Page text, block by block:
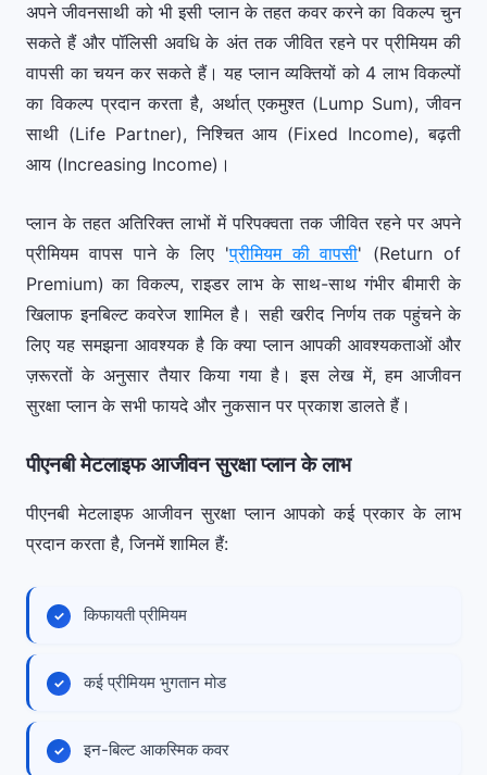
अपने जीवनसाथी को भी इसी प्लान के तहत कवर करने का विकल्प चुन
सकते हैं और पॉलिसी अवधि के अंत तक जीवित रहने पर प्रीमियम की
वापसी का चयन कर सकते हैं। यह प्लान व्यक्तियों को 4 लाभ विकल्पों
का विकल्प प्रदान करता है, अर्थात् एकमुश्त (Lump Sum), जीवन
साथी (Life Partner), निश्चित आय (Fixed Income), बढ़ती
आय (Increasing Income)।
प्लान के तहत अतिरिक्त लाभों में परिपक्वता तक जीवित रहने पर अपने
प्रीमियम वापस पाने के लिए 'प्रीमियम की वापसी' (Return of
Premium) का विकल्प, राइडर लाभ के साथ-साथ गंभीर बीमारी के
खिलाफ इनबिल्ट कवरेज शामिल है। सही खरीद निर्णय तक पहुंचने के
लिए यह समझना आवश्यक है कि क्या प्लान आपकी आवश्यकताओं और
ज़रूरतों के अनुसार तैयार किया गया है। इस लेख में, हम आजीवन
सुरक्षा प्लान के सभी फायदे और नुकसान पर प्रकाश डालते हैं।
पीएनबी मेटलाइफ आजीवन सुरक्षा प्लान के लाभ
पीएनबी मेटलाइफ आजीवन सुरक्षा प्लान आपको कई प्रकार के लाभ
प्रदान करता है, जिनमें शामिल हैं:
किफायती प्रीमियम
कई प्रीमियम भुगतान मोड
इन-बिल्ट आकस्मिक कवर